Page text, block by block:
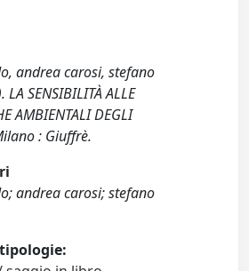
andrea carosi, stefano
SENSIBILITÀ ALLE
AMBIENTALI DEGLI
: Giuffrè.
andrea carosi; stefano